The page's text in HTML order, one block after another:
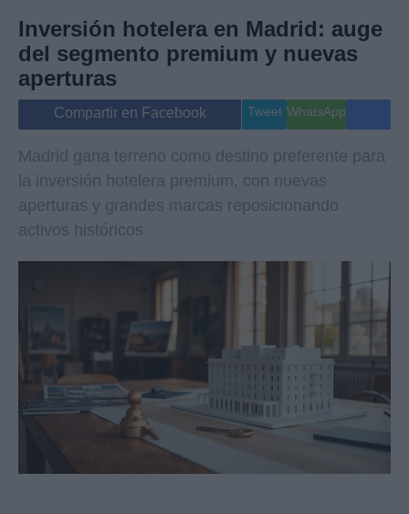
Internacional
Viajes
Gente
Musica
Inversión hotelera en Madrid: auge
del segmento premium y nuevas
aperturas
Compartir en Facebook Tweet WhatsApp
Madrid gana terreno como destino preferente para
la inversión hotelera premium, con nuevas
aperturas y grandes marcas reposicionando
activos históricos